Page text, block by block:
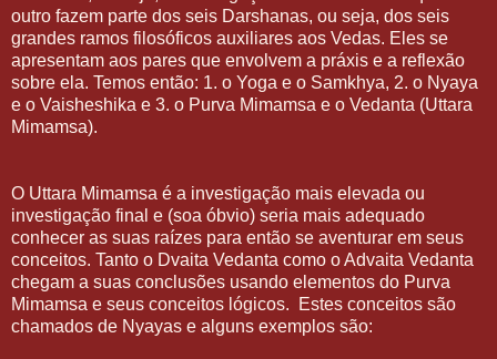
outro fazem parte dos seis Darshanas, ou seja, dos seis
grandes ramos filosóficos auxiliares aos Vedas. Eles se
apresentam aos pares que envolvem a práxis e a reflexão
sobre ela. Temos então: 1. o Yoga e o Samkhya, 2. o Nyaya
e o Vaisheshika e 3. o Purva Mimamsa e o Vedanta (Uttara
Mimamsa).
O Uttara Mimamsa é a investigação mais elevada ou
investigação final e (soa óbvio) seria mais adequado
conhecer as suas raízes para então se aventurar em seus
conceitos. Tanto o Dvaita Vedanta como o Advaita Vedanta
chegam a suas conclusões usando elementos do Purva
Mimamsa e seus conceitos lógicos.
Estes conceitos são
chamados de Nyayas e alguns exemplos são: